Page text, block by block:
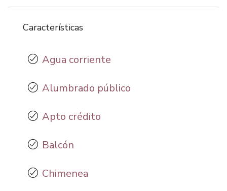
Características
Agua corriente
Alumbrado público
Apto crédito
Balcón
Chimenea